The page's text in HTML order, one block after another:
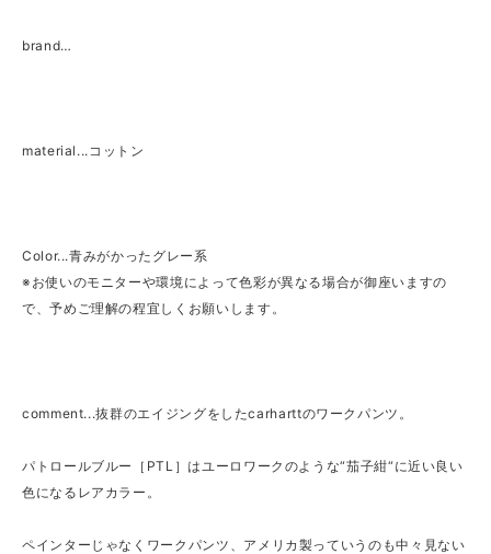
brand…
material...コットン
Color...青みがかったグレー系
※お使いのモニターや環境によって色彩が異なる場合が御座いますの
で、予めご理解の程宜しくお願いします。
comment...抜群のエイジングをしたcarharttのワークパンツ。
パトロールブルー［PTL］はユーロワークのような“茄子紺“に近い良い
色になるレアカラー。
ペインターじゃなくワークパンツ、アメリカ製っていうのも中々見ない